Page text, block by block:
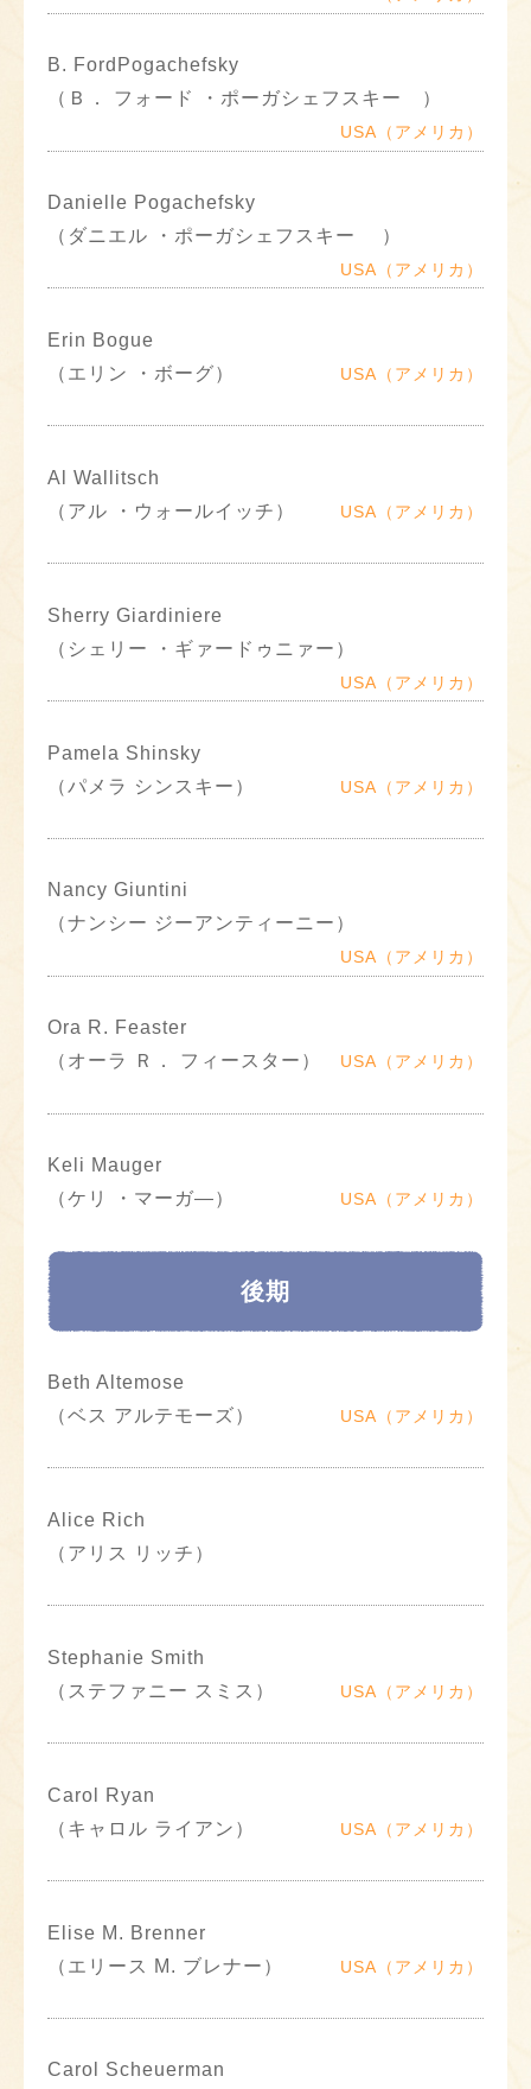
B. FordPogachefsky
（Ｂ． フォード ・ポーガシェフスキー ）
USA（アメリカ）
Danielle Pogachefsky
（ダニエル ・ポーガシェフスキー ）
USA（アメリカ）
Erin Bogue
（エリン ・ボーグ）
USA（アメリカ）
Al Wallitsch
（アル ・ウォールイッチ）
USA（アメリカ）
Sherry Giardiniere
（シェリー ・ギァードゥニァー）
USA（アメリカ）
Pamela Shinsky
（パメラ シンスキー）
USA（アメリカ）
Nancy Giuntini
（ナンシー ジーアンティーニー）
USA（アメリカ）
Ora R. Feaster
（オーラ Ｒ． フィースター）
USA（アメリカ）
Keli Mauger
（ケリ ・マーガ―）
USA（アメリカ）
後期
Beth Altemose
（ベス アルテモーズ）
USA（アメリカ）
Alice Rich
（アリス リッチ）
Stephanie Smith
（ステファニー スミス）
USA（アメリカ）
Carol Ryan
（キャロル ライアン）
USA（アメリカ）
Elise M. Brenner
（エリース M. ブレナー）
USA（アメリカ）
Carol Scheuerman